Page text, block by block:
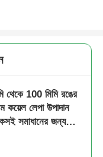
থেকে 100 মিমি রঙের
কয়েল লেপা উপাদান
সমাধানের জন্য